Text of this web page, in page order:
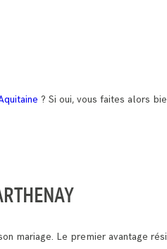
? Si oui, vous faites alors
mariage. Le premier avantage